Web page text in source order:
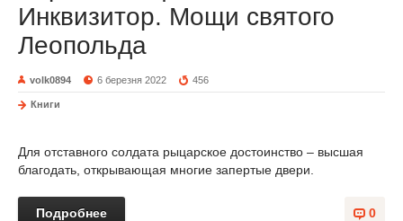
Инквизитор. Мощи святого
Леопольда
volk0894 6 березня 2022 456
Книги
Для отставного солдата рыцарское достоинство – высшая
благодать, открывающая многие запертые двери.
0
Подробнее